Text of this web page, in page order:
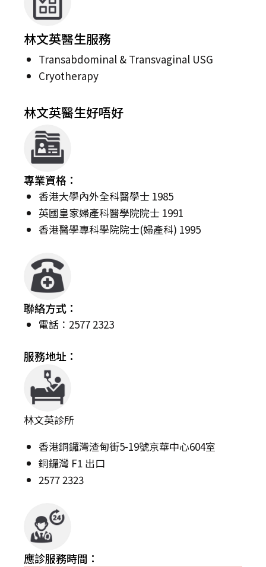
林文英醫生服務
Transabdominal & Transvaginal USG
Cryotherapy
林文英醫生好唔好
專業資格：
香港大學內外全科醫學士 1985
英國皇家婦產科醫學院院士 1991
香港醫學專科學院院士(婦產科) 1995
聯絡方式：
電話：2577 2323
服務地址：
林文英診所
香港銅鑼灣渣甸街5-19號京華中心604室
銅鑼灣 F1 出口
2577 2323
應診服務時間：